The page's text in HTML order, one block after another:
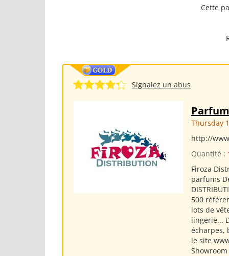
Cette
Signalez un abus
Thursday
http://
Quantité :
Firoza
parfums
500
lots de
lingerie...
écharpes,
le site